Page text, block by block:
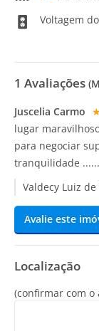
Voltagem
1 Avaliações
Juscelia Carmo
lugar
para negociar
tranquilidade ......
Valdecy Luiz
Avalie este
Localização
(confirmar com o